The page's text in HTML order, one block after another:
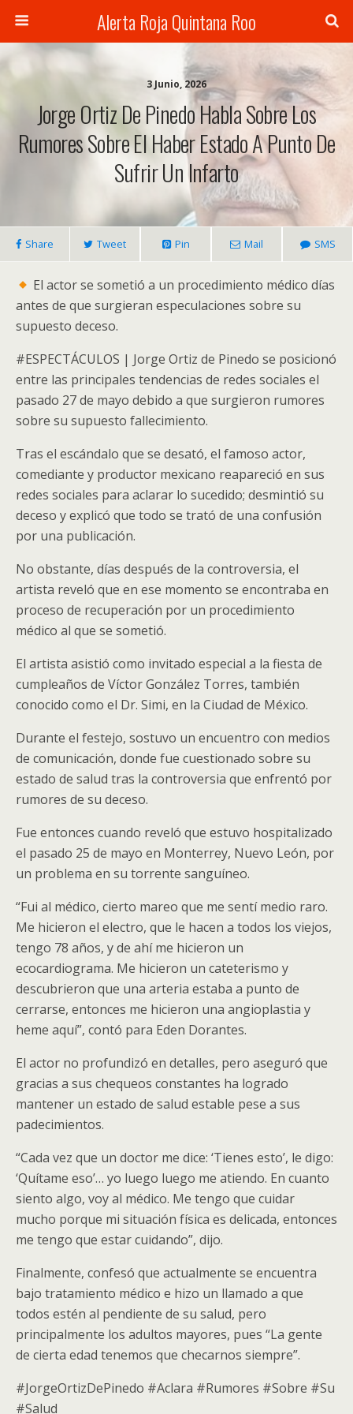
Alerta Roja Quintana Roo
3 Junio, 2026
Jorge Ortiz De Pinedo Habla Sobre Los
Rumores Sobre El Haber Estado A Punto De
Sufrir Un Infarto
Share Tweet Pin Mail SMS
El actor se sometió a un procedimiento médico días
antes de que surgieran especulaciones sobre su
supuesto deceso.
#ESPECTÁCULOS | Jorge Ortiz de Pinedo se posicionó
entre las principales tendencias de redes sociales el
pasado 27 de mayo debido a que surgieron rumores
sobre su supuesto fallecimiento.
Tras el escándalo que se desató, el famoso actor,
comediante y productor mexicano reapareció en sus
redes sociales para aclarar lo sucedido; desmintió su
deceso y explicó que todo se trató de una confusión
por una publicación.
No obstante, días después de la controversia, el
artista reveló que en ese momento se encontraba en
proceso de recuperación por un procedimiento
médico al que se sometió.
El artista asistió como invitado especial a la fiesta de
cumpleaños de Víctor González Torres, también
conocido como el Dr. Simi, en la Ciudad de México.
Durante el festejo, sostuvo un encuentro con medios
de comunicación, donde fue cuestionado sobre su
estado de salud tras la controversia que enfrentó por
rumores de su deceso.
Fue entonces cuando reveló que estuvo hospitalizado
el pasado 25 de mayo en Monterrey, Nuevo León, por
un problema en su torrente sanguíneo.
“Fui al médico, cierto mareo que me sentí medio raro.
Me hicieron el electro, que le hacen a todos los viejos,
tengo 78 años, y de ahí me hicieron un
ecocardiograma. Me hicieron un cateterismo y
descubrieron que una arteria estaba a punto de
cerrarse, entonces me hicieron una angioplastia y
heme aquí”, contó para Eden Dorantes.
​El actor no profundizó en detalles, pero aseguró que
gracias a sus chequeos constantes ha logrado
mantener un estado de salud estable pese a sus
padecimientos.
“Cada vez que un doctor me dice: ‘Tienes esto’, le digo:
‘Quítame eso’… yo luego luego me atiendo. En cuanto
siento algo, voy al médico. Me tengo que cuidar
mucho porque mi situación física es delicada, entonces
me tengo que estar cuidando”, dijo.
Finalmente, confesó que actualmente se encuentra
bajo tratamiento médico e hizo un llamado a que
todos estén al pendiente de su salud, pero
principalmente los adultos mayores, pues “La gente
de cierta edad tenemos que checarnos siempre”.
#JorgeOrtizDePinedo #Aclara #Rumores #Sobre #Su
#Salud